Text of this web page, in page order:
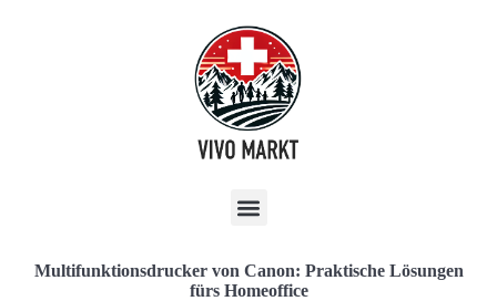
Multifunktionsdrucker von Canon: Praktische Lösungen
fürs Homeoffice